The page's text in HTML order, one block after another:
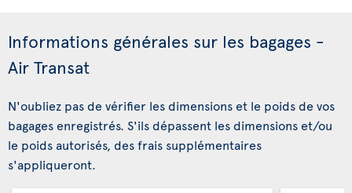
Informations générales sur les bagages -
Air Transat
N'oubliez pas de vérifier les dimensions et le poids de vos
bagages enregistrés. S'ils dépassent les dimensions et/ou
le poids autorisés, des frais supplémentaires
s'appliqueront.